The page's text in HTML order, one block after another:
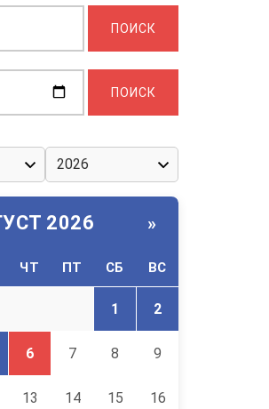
2026 »
ЧТ ПТ СБ ВС
1 2
6 7 8 9
13 14 15 16